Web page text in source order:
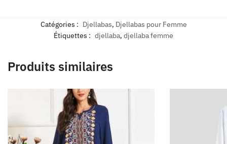
Catégories : Djellabas, Djellabas pour Femme
Étiquettes : djellaba, djellaba femme
Produits similaires